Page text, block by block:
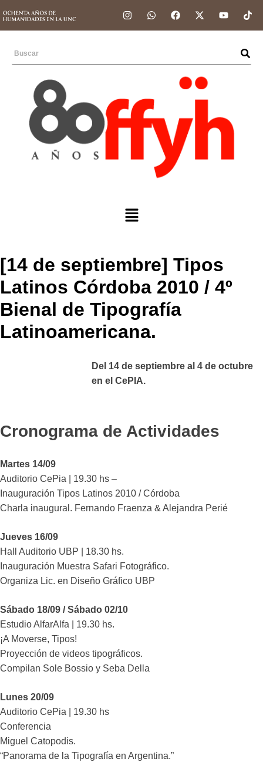
[14 de septiembre] Tipos
Latinos Córdoba 2010 / 4º
Bienal de Tipografía
Latinoamericana.
Del 14 de septiembre al 4 de octubre
en el CePIA.
Cronograma de Actividades
Martes 14/09
Auditorio CePia | 19.30 hs –
Inauguración Tipos Latinos 2010 / Córdoba
Charla inaugural. Fernando Fraenza & Alejandra Perié
Jueves 16/09
Hall Auditorio UBP | 18.30 hs.
Inauguración Muestra Safari Fotográfico.
Organiza Lic. en Diseño Gráfico UBP
Sábado 18/09 / Sábado 02/10
Estudio AlfarAlfa | 19.30 hs.
¡A Moverse, Tipos!
Proyección de videos tipográficos.
Compilan Sole Bossio y Seba Della
Lunes 20/09
Auditorio CePia | 19.30 hs
Conferencia
Miguel Catopodis.
“Panorama de la Tipografía en Argentina.”